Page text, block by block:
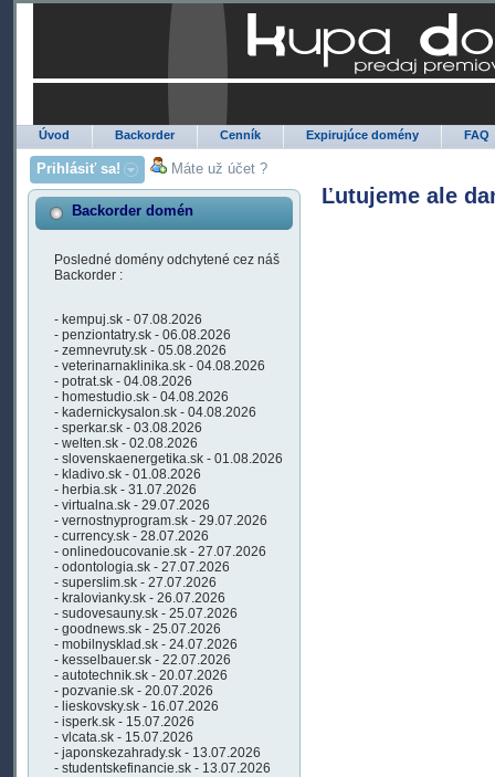
Úvod Backorder Cenník Expirujúce domény FAQ
Prihlásiť sa! Máte už účet ?
Backorder domén
Posledné domény odchytené cez náš
Backorder :
- kempuj.sk - 07.08.2026
- penziontatry.sk - 06.08.2026
- zemnevruty.sk - 05.08.2026
- veterinarnaklinika.sk - 04.08.2026
- potrat.sk - 04.08.2026
- homestudio.sk - 04.08.2026
- kadernickysalon.sk - 04.08.2026
- sperkar.sk - 03.08.2026
- welten.sk - 02.08.2026
- slovenskaenergetika.sk - 01.08.2026
- kladivo.sk - 01.08.2026
- herbia.sk - 31.07.2026
- virtualna.sk - 29.07.2026
- vernostnyprogram.sk - 29.07.2026
- currency.sk - 28.07.2026
- onlinedoucovanie.sk - 27.07.2026
- odontologia.sk - 27.07.2026
- superslim.sk - 27.07.2026
- kralovianky.sk - 26.07.2026
- sudovesauny.sk - 25.07.2026
- goodnews.sk - 25.07.2026
- mobilnysklad.sk - 24.07.2026
- kesselbauer.sk - 22.07.2026
- autotechnik.sk - 20.07.2026
- pozvanie.sk - 20.07.2026
- lieskovsky.sk - 16.07.2026
- isperk.sk - 15.07.2026
- vlcata.sk - 15.07.2026
- japonskezahrady.sk - 13.07.2026
- studentskefinancie.sk - 13.07.2026
Ľutujeme ale